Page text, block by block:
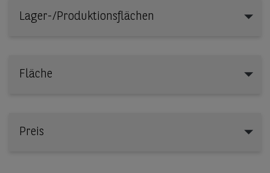
Lager-/Produktionsflächen
Fläche
Preis